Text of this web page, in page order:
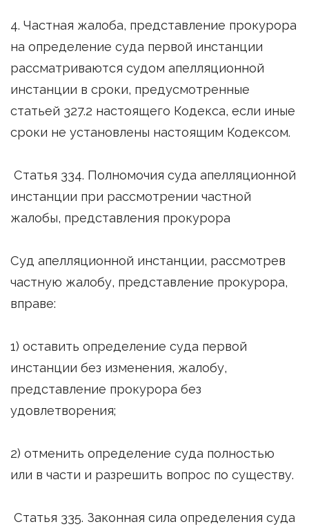
4. Частная жалоба, представление прокурора
на определение суда первой инстанции
рассматриваются судом апелляционной
инстанции в сроки, предусмотренные
статьей 327.2 настоящего Кодекса, если иные
сроки не установлены настоящим Кодексом.
Статья 334. Полномочия суда апелляционной
инстанции при рассмотрении частной
жалобы, представления прокурора
Суд апелляционной инстанции, рассмотрев
частную жалобу, представление прокурора,
вправе:
1) оставить определение суда первой
инстанции без изменения, жалобу,
представление прокурора без
удовлетворения;
2) отменить определение суда полностью
или в части и разрешить вопрос по существу.
Статья 335. Законная сила определения суда